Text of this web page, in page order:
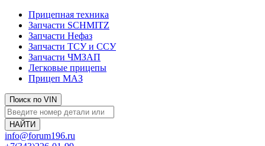
Прицепная техника
Запчасти SCHMITZ
Запчасти Нефаз
Запчасти ТСУ и ССУ
Запчасти ЧМЗАП
Легковые прицепы
Прицеп МАЗ
Поиск по VIN
info@forum196.ru